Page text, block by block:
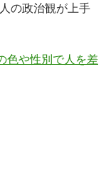
の政治観が上手
色や性別で人を差